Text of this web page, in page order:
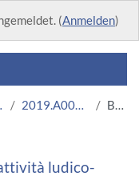
(Anmelden)
2019.A003923.08636-18.N0.17764 Beschreibung
ludico-